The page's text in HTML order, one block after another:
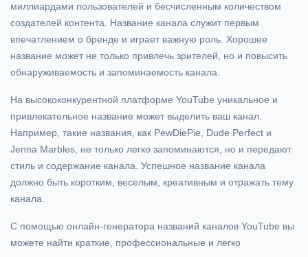
миллиардами пользователей и бесчисленным количеством
создателей контента. Название канала служит первым
впечатлением о бренде и играет важную роль. Хорошее
название может не только привлечь зрителей, но и повысить
обнаруживаемость и запоминаемость канала.
На высококонкурентной платформе YouTube уникальное и
привлекательное название может выделить ваш канал.
Например, такие названия, как PewDiePie, Dude Perfect и
Jenna Marbles, не только легко запоминаются, но и передают
стиль и содержание канала. Успешное название канала
должно быть коротким, веселым, креативным и отражать тему
канала.
С помощью онлайн-генератора названий каналов YouTube вы
можете найти краткие, профессиональные и легко